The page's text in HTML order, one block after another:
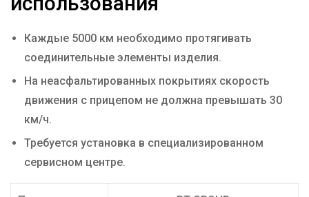
Каждые 5000 км необходимо протягивать
соединительные элементы изделия.
На неасфальтированных покрытиях скорость
движения с прицепом не должна превышать 30
км/ч.
Требуется установка в специализированном
сервисном центре.